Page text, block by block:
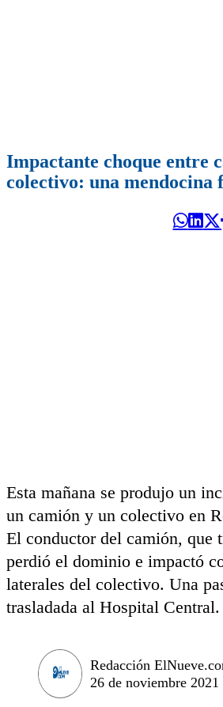
Impactante choque entre
colectivo: una mendocina
Esta mañana se produjo un
un camión y un colectivo en
El conductor del camión, que
perdió el dominio e impactó
laterales del colectivo. Una
trasladada al Hospital Central.
Redacción
26 de noviembre 2021